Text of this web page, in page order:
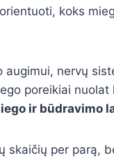
koks
nervų
poreikiai nuolat
ir būdravimo
skaičių per parą,